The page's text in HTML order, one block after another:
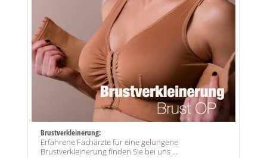
Brustverkleinerung:
Erfahrene Fachärzte für eine gelungene
Brustverkleinerung finden Sie bei uns ...